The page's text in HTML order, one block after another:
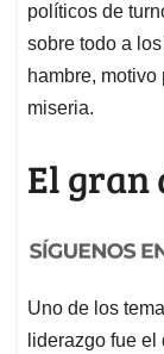
políticos de
sobre todo a
hambre,
miseria.
El gran
Uno de los
liderazgo fue el